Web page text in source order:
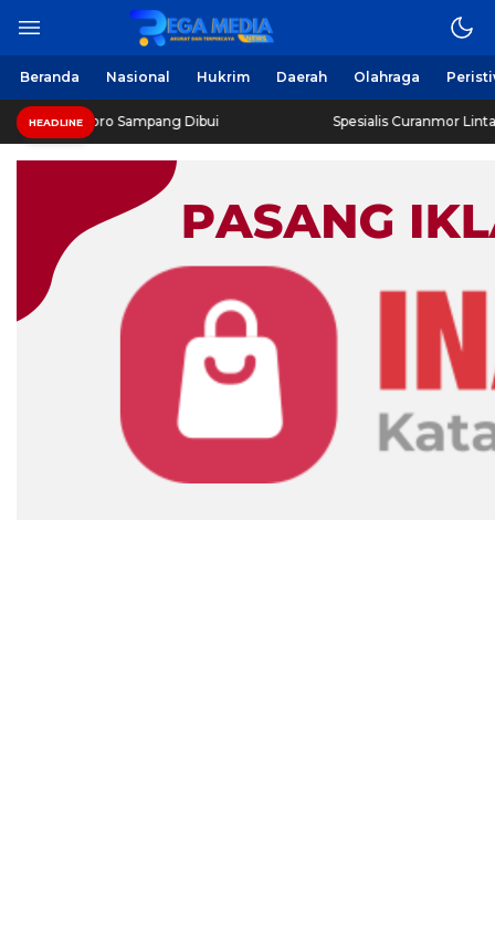
Beranda Nasional Hukrim Daerah Olahraga
HEADLINE
Sampang Dibui Spesialis Curanmor Lintas Daerah